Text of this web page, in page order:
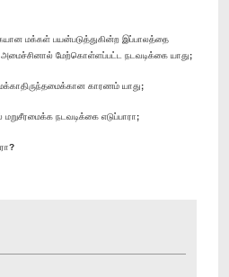
மக்கள் பயன்படுத்துகின்ற இப்பாலத்தை
மேற்கொள்ளப்பட்ட நடவடிக்கை யாது;
காரணம் யாது;
நடவடிக்கை எடுப்பாரா;